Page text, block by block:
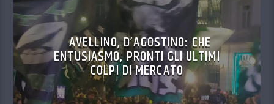
AVELLINO, D’AGOSTINO: CHE
ENTUSIASMO, PRONTI GLI ULTIMI
COLPI DI MERCATO